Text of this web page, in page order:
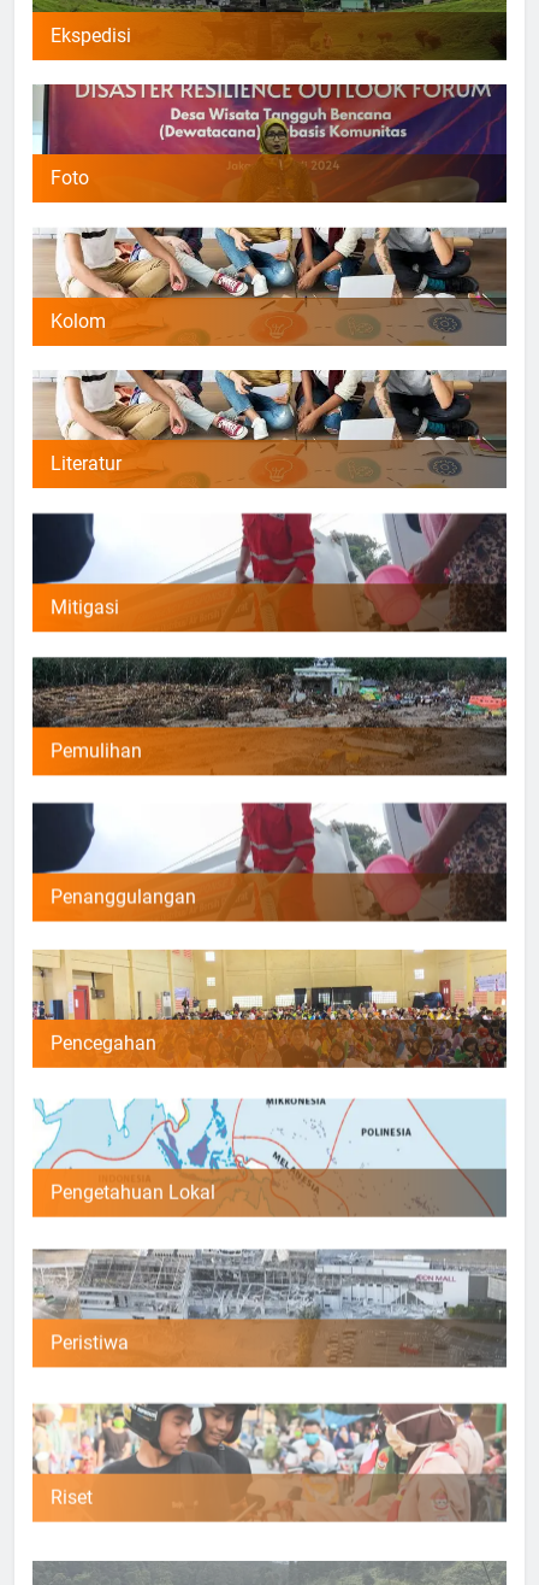
Ekspedisi
Foto
Kolom
Literatur
Mitigasi
Pemulihan
Penanggulangan
Pencegahan
Pengetahuan Lokal
Peristiwa
Riset